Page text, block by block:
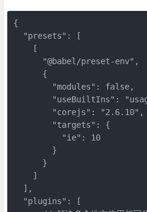
{
  "presets": [
    [
      "@babel/preset-env",
      {
        "modules": false,
"useBuiltIns":
        "corejs": "2.6.10",
        "targets": {
          "ie": 10
        }
      }
    ]
  ],
  "plugins": [